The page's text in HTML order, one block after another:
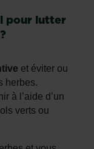
pour lutter
et éviter ou
herbes.
à l’aide d’un
verts ou